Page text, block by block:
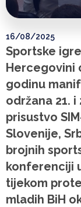
16/08/2025
Sportske
Hercegovini
godinu
održana 21. i
prisustvo
Slovenije,
brojnih
konferenciji
tijekom
mladih BiH